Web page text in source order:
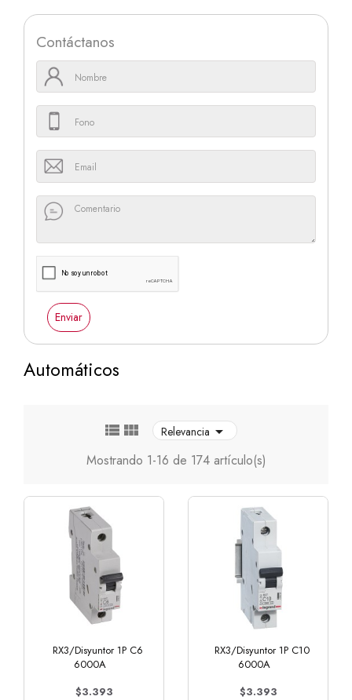
Contáctanos
Enviar
Automáticos
  Relevancia 
Mostrando 1-16 de 174 artículo(s)
RX3/Disyuntor 1P C6
6000A
$3.393
RX3/Disyuntor 1P C10
6000A
$3.393